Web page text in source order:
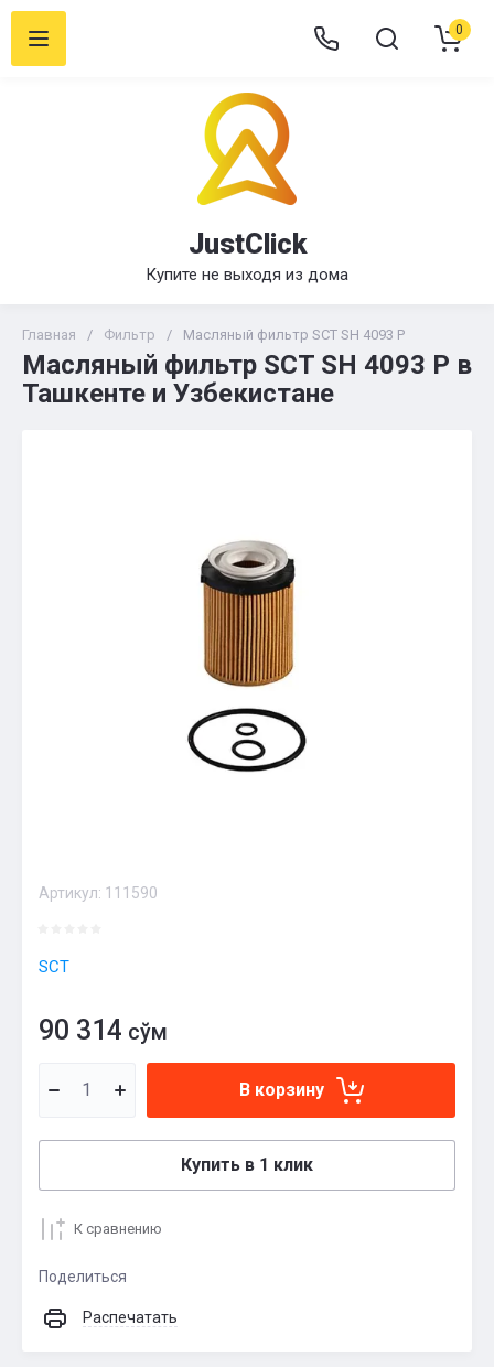
JustClick
Купите не выходя из дома
0
Главная / Фильтр / Масляный фильтр SCT SH 4093 P
Масляный фильтр SCT SH 4093 P в
Ташкенте и Узбекистане
Артикул: 111590
SCT
90 314 сўм
В корзину
Купить в 1 клик
К сравнению
Поделиться
Распечатать